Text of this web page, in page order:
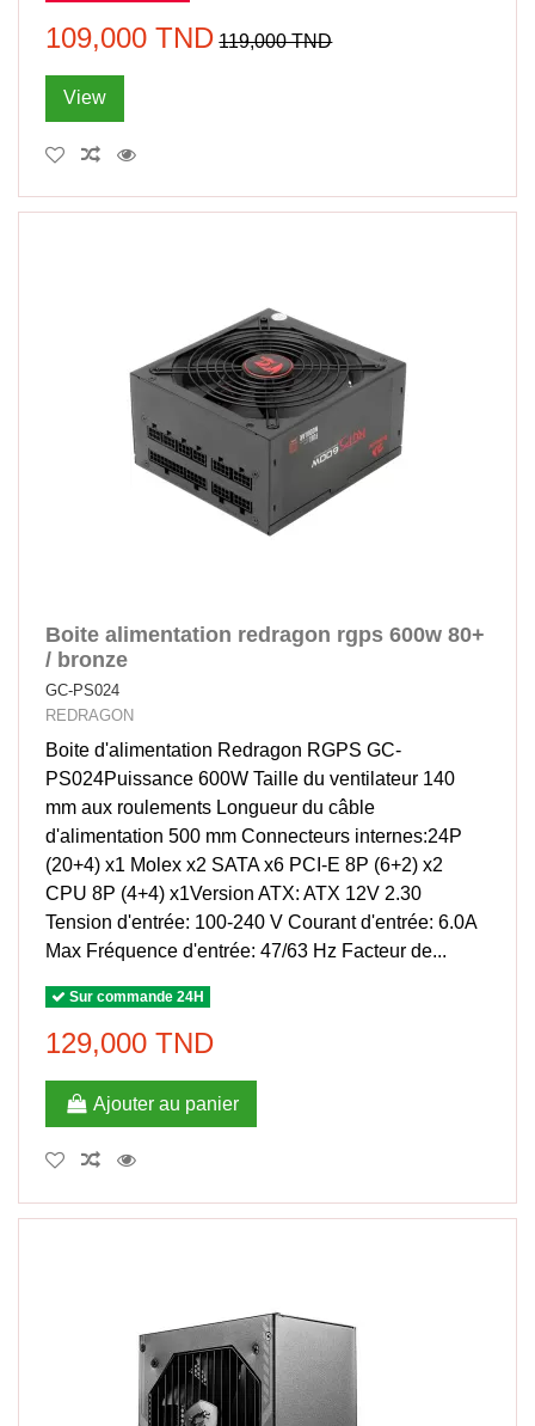
109,000 TND 119,000 TND
View
Boite alimentation redragon rgps 600w 80+
/ bronze
GC-PS024
REDRAGON
Boite d'alimentation Redragon RGPS GC-
PS024Puissance 600W Taille du ventilateur 140
mm aux roulements Longueur du câble
d'alimentation 500 mm Connecteurs internes:24P
(20+4) x1 Molex x2 SATA x6 PCI-E 8P (6+2) x2
CPU 8P (4+4) x1Version ATX: ATX 12V 2.30
Tension d'entrée: 100-240 V Courant d'entrée: 6.0A
Max Fréquence d'entrée: 47/63 Hz Facteur de...
Sur commande 24H
129,000 TND
Ajouter au panier